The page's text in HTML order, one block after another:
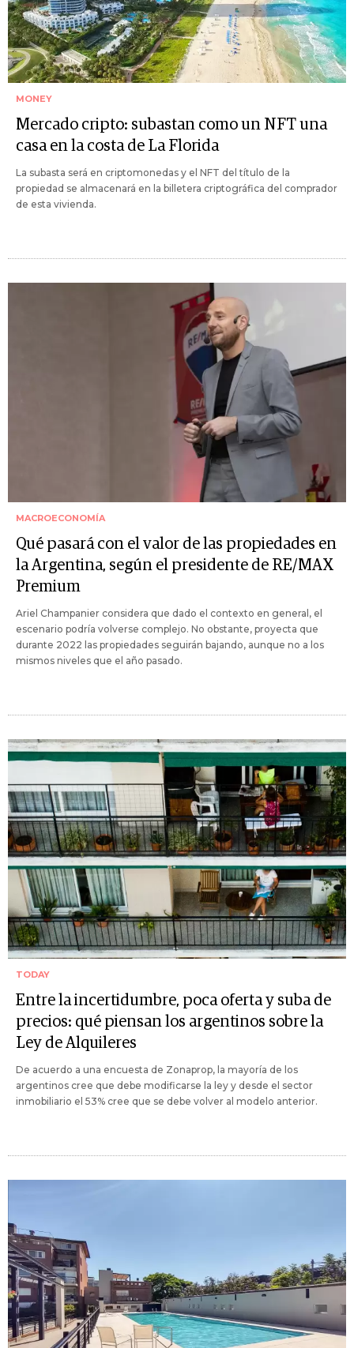
MONEY
Mercado cripto: subastan como un NFT una
casa en la costa de La Florida
La subasta será en criptomonedas y el NFT del título de la
propiedad se almacenará en la billetera criptográfica del comprador
de esta vivienda.
MACROECONOMÍA
Qué pasará con el valor de las propiedades en
la Argentina, según el presidente de RE/MAX
Premium
Ariel Champanier considera que dado el contexto en general, el
escenario podría volverse complejo. No obstante, proyecta que
durante 2022 las propiedades seguirán bajando, aunque no a los
mismos niveles que el año pasado.
TODAY
Entre la incertidumbre, poca oferta y suba de
precios: qué piensan los argentinos sobre la
Ley de Alquileres
De acuerdo a una encuesta de Zonaprop, la mayoría de los
argentinos cree que debe modificarse la ley y desde el sector
inmobiliario el 53% cree que se debe volver al modelo anterior.